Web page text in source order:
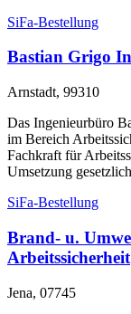
SiFa-Bestellung
Bastian Grigo
Arnstadt, 99310
Das Ingenieurbüro
im Bereich
Fachkraft für
Umsetzung
SiFa-Bestellung
Brand- u.
Arbeitssicherheit
Jena, 07745